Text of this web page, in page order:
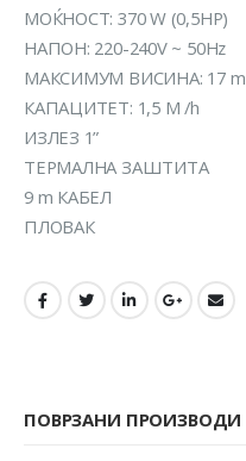
МОЌНОСТ: 370 W (0,5HP)
НАПОН: 220-240V ~ 50Hz
МАКСИМУМ ВИСИНА: 17 m
КАПАЦИТЕТ: 1,5 М /h
ИЗЛЕЗ 1”
ТЕРМАЛНА ЗАШТИТА
9 m КАБЕЛ
ПЛОВАК
ПОВРЗАНИ ПРОИЗВОДИ